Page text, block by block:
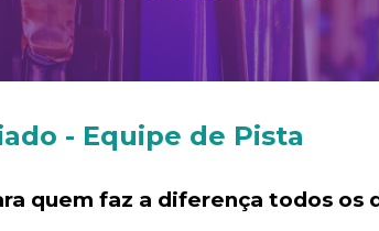
- Equipe de Pista
quem faz a diferença todos os